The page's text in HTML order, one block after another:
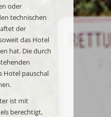
oder
technischen
der
das Hotel
hat. Die durch
Hotel pauschal
ist mit
berechtigt,